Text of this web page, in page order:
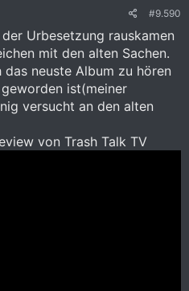
#9.590
Urbesetzung rauskamen
mit den alten Sachen.
neuste Album zu hören
ist(meiner
versucht an den alten
von Trash Talk TV